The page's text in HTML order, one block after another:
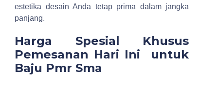
estetika desain Anda tetap prima dalam jangka
panjang.
Harga Spesial Khusus
Pemesanan Hari Ini untuk
Baju Pmr Sma